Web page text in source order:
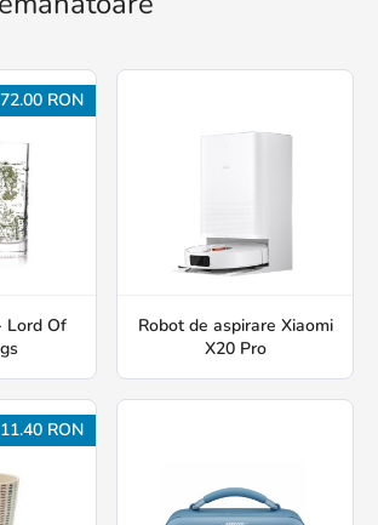
72.00 RON
Lord Of
Robot de aspirare Xiaomi
X20 Pro
11.40 RON